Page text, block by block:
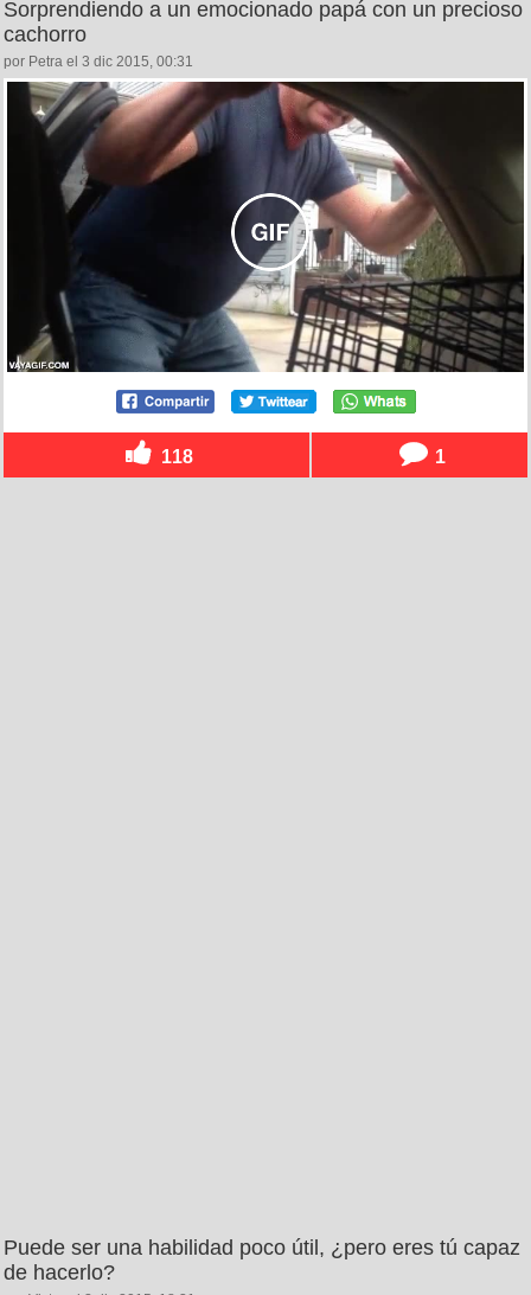
Sorprendiendo a un emocionado papá con un precioso
cachorro
por Petra el 3 dic 2015, 00:31
118 1
Puede ser una habilidad poco útil, ¿pero eres tú capaz
de hacerlo?